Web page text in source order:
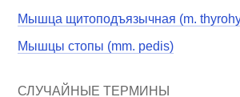
Мышца щитоподъязычная (m.
Мышцы стопы (mm. pedis)
СЛУЧАЙНЫЕ ТЕРМИНЫ